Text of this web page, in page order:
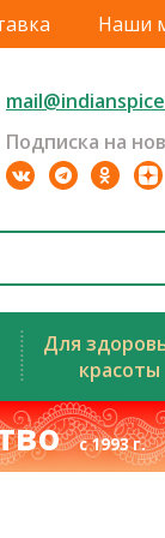
Наши
Подписка на
Для
красоты
с 1993 г.